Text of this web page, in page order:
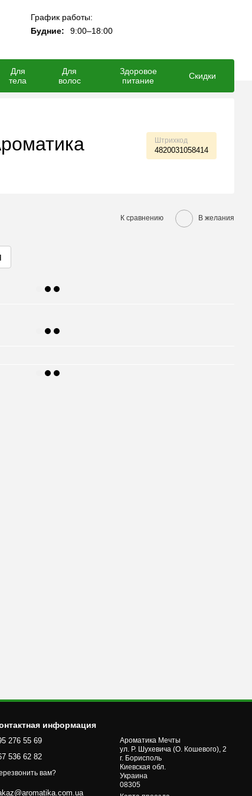
График работы:
Будние:
9:00–18:00
Для
тела
Для
волос
Здоровое
питание
Скидки
Штрихкод
4820031058414
К сравнению В желания
информация
276 55 69
536 62 82
вам?
Ароматика Мечты
ул. Р. Шухевича (О. Кошевого), 2
г. Бориcполь
Киевская обл.
Украина
08305